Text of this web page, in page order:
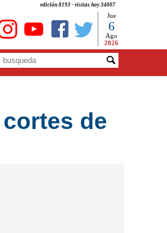
edición 8193 - visitas hoy 34007
Jue
6
Ago
2026
de